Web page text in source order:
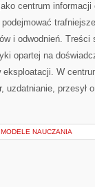
centrum informacji
i odwodnień. Treści
opartej na
W
uzdatnianie, przesył
NAUCZANIA